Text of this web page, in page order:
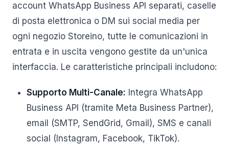
account WhatsApp Business API separati, caselle
di posta elettronica o DM sui social media per
ogni negozio Storeino, tutte le comunicazioni in
entrata e in uscita vengono gestite da un'unica
interfaccia. Le caratteristiche principali includono:
Supporto Multi-Canale: Integra WhatsApp
Business API (tramite Meta Business Partner),
email (SMTP, SendGrid, Gmail), SMS e canali
social (Instagram, Facebook, TikTok).